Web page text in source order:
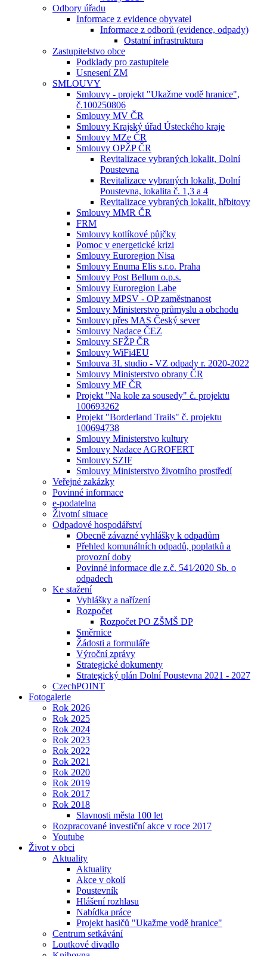
Odbory úřadu
Informace z evidence obyvatel
Informace z odborů (evidence, odpady)
Ostatní infrastruktura
Zastupitelstvo obce
Podklady pro zastupitele
Usnesení ZM
SMLOUVY
Smlouvy - projekt "Ukažme vodě hranice",
č.100250806
Smlouvy MV ČR
Smlouvy Krajský úřad Ústeckého kraje
Smlouvy MZe ČR
Smlouvy OPŽP ČR
Revitalizace vybraných lokalit, Dolní
Poustevna
Revitalizace vybraných lokalit, Dolní
Poustevna, lokalita č. 1,3 a 4
Revitalizace vybraných lokalit, hřbitovy
Smlouvy MMR ČR
FRM
Smlouvy kotlíkové půjčky
Pomoc v energetické krizi
Smlouvy Euroregion Nisa
Smlouvy Enuma Elis s.r.o. Praha
Smlouvy Post Bellum o.p.s.
Smlouvy Euroregion Labe
Smlouvy MPSV - OP zaměstnanost
Smlouvy Ministerstvo průmyslu a obchodu
Smlouvy přes MAS Český sever
Smlouvy Nadace ČEZ
Smlouvy SFŽP ČR
Smlouvy WiFi4EU
Smlouva 3L studio - VZ odpady r. 2020-2022
Smlouvy Ministerstvo obrany ČR
Smlouvy MF ČR
Projekt "Na kole za sousedy" č. projektu
100693262
Projekt "Borderland Trails" č. projektu
100694738
Smlouvy Ministerstvo kultury
Smlouvy Nadace AGROFERT
Smlouvy SZIF
Smlouvy Ministerstvo životního prostředí
Veřejné zakázky
Povinné informace
e-podatelna
Životní situace
Odpadové hospodářství
Obecně závazné vyhlášky k odpadům
Přehled komunálních odpadů, poplatků a
provozní doby
Povinné informace dle z.č. 541⁄2020 Sb. o
odpadech
Ke stažení
Vyhlášky a nařízení
Rozpočet
Rozpočet PO ZŠMŠ DP
Směrnice
Žádosti a formuláře
Výroční zprávy
Strategické dokumenty
Strategický plán Dolní Poustevna 2021 - 2027
CzechPOINT
Fotogalerie
Rok 2026
Rok 2025
Rok 2024
Rok 2023
Rok 2022
Rok 2021
Rok 2020
Rok 2019
Rok 2017
Rok 2018
Slavnosti města 100 let
Rozpracované investiční akce v roce 2017
Youtube
Život v obci
Aktuality
Aktuality
Akce v okolí
Poustevník
Hlášení rozhlasu
Nabídka práce
Projekt hasičů "Ukažme vodě hranice"
Centrum setkávání
Loutkové divadlo